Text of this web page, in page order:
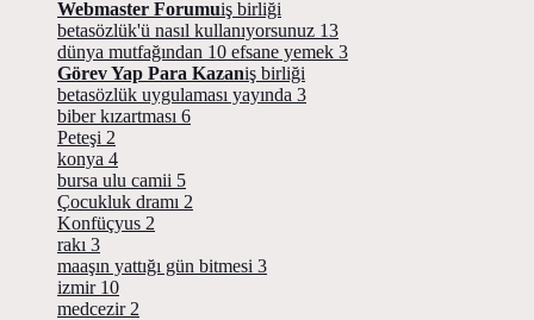
Webmaster Forumuiş birliği
betasözlük'ü nasıl kullanıyorsunuz 13
dünya mutfağından 10 efsane yemek 3
Görev Yap Para Kazaniş birliği
betasözlük uygulaması yayında 3
biber kızartması 6
Peteşi 2
konya 4
bursa ulu camii 5
Çocukluk dramı 2
Konfüçyus 2
rakı 3
maaşın yattığı gün bitmesi 3
izmir 10
medcezir 2